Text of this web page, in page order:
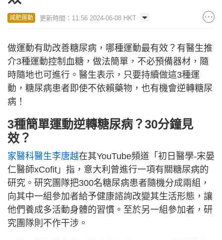
減肥運動 更新時間：11:56 2024-06-08 HKT
做運動有助改善糖尿病，哪種運動最有效？有醫生推
介3種運動控制血糖，做法簡單，不必預備器材，隨
時隨地也可進行。醫生表示，只要持續做這3種運
動，糖尿病患者即使不依賴藥物，也有機會逆轉糖尿
病！
3種簡單運動逆轉糖尿病？30分鐘見
效？
家醫科醫生李唐越在其YouTube頻道「初日醫學-宋晏
仁醫師xCofit」指，意大利曾進行一項有關糖尿病的
研究。研究團隊把300名糖尿病患者隨機分成兩組，
向其中一組參加者給予健康諮詢改變其生活形態，讓
他們養成多活動身體的習慣。至於另一組參加者，研
究團隊則不作干涉。